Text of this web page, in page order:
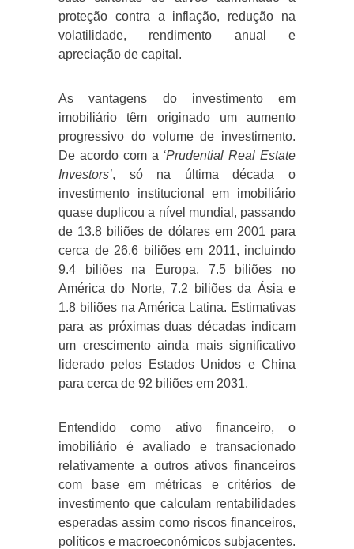
proteção contra a inflação, redução na
volatilidade, rendimento anual e
apreciação de capital.
As vantagens do investimento em
imobiliário têm originado um aumento
progressivo do volume de investimento.
De acordo com a ‘Prudential Real Estate
Investors’, só na última década o
investimento institucional em imobiliário
quase duplicou a nível mundial, passando
de 13.8 biliões de dólares em 2001 para
cerca de 26.6 biliões em 2011, incluindo
9.4 biliões na Europa, 7.5 biliões no
América do Norte, 7.2 biliões da Ásia e
1.8 biliões na América Latina. Estimativas
para as próximas duas décadas indicam
um crescimento ainda mais significativo
liderado pelos Estados Unidos e China
para cerca de 92 biliões em 2031.
Entendido como ativo financeiro, o
imobiliário é avaliado e transacionado
relativamente a outros ativos financeiros
com base em métricas e critérios de
investimento que calculam rentabilidades
esperadas assim como riscos financeiros,
políticos e macroeconómicos subjacentes.